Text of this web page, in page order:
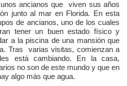
ancianos que viven sus años
junto al mar en Florida. En esta
de ancianos, uno de los cuales
tener un buen estado físico y
a la piscina de una mansión que
Tras varias visitas, comienzan a
está cambiando. En la casa,
no son de este mundo y que en
algo más que agua.